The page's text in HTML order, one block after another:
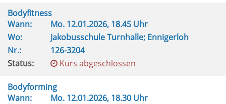
Bodyfitness
Wann:
Mo. 12.01.2026, 18.45 Uhr
Wo:
Jakobusschule Turnhalle; Ennigerloh
Nr.:
126-3204
Status:
Kurs abgeschlossen
Bodyforming
Wann:
Mo. 12.01.2026, 18.30 Uhr